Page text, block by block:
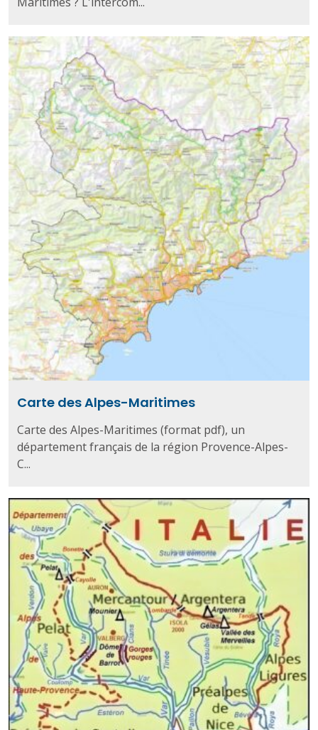
Carte des Alpes-Maritimes
Carte des Alpes-Maritimes (format pdf), un
département français de la région Provence-Alpes-
C...